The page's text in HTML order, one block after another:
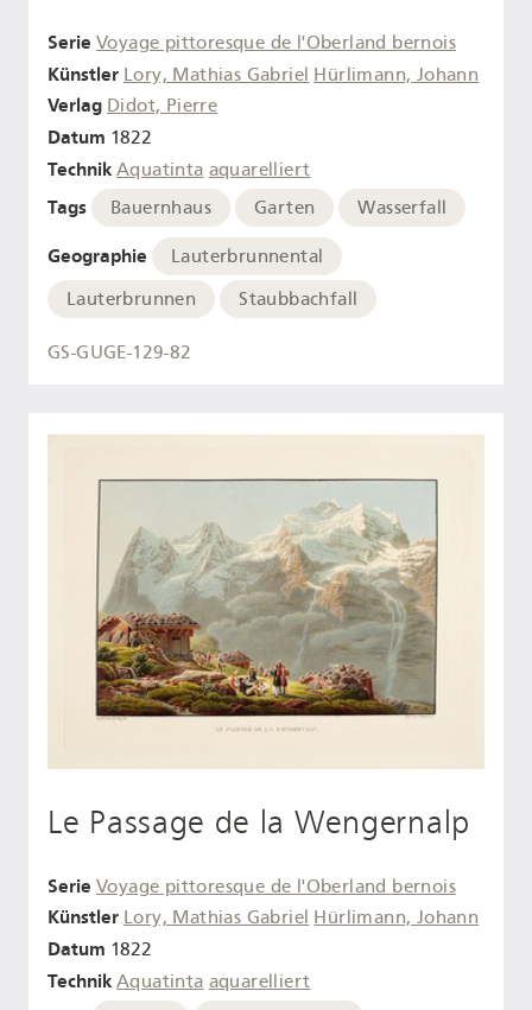
Serie Voyage pittoresque de l'Oberland bernois
Künstler Lory, Mathias Gabriel Hürlimann, Johann
Verlag Didot, Pierre
Datum 1822
Technik Aquatinta aquarelliert
Tags Bauernhaus Garten Wasserfall
Geographie
Lauterbrunnental
Lauterbrunnen
Staubbachfall
GS-GUGE-129-82
Le Passage de la Wengernalp
Serie Voyage pittoresque de l'Oberland bernois
Künstler Lory, Mathias Gabriel Hürlimann, Johann
Datum 1822
Technik Aquatinta aquarelliert